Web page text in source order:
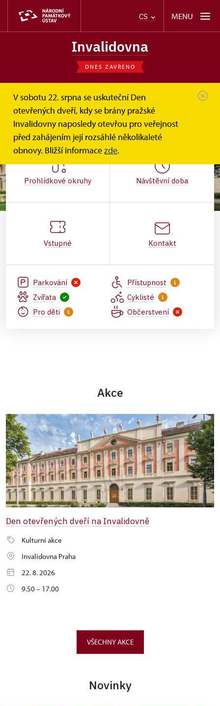
CS MENU
Invalidovna
DNES ZAVŘENO
V sobotu 22. srpna se uskuteční Den
otevřených dveří, kdy se brány pražské
Invalidovny naposledy otevřou pro veřejnost
před zahájením její rozsáhlé několikaleté
obnovy. Bližší informacezde.
Prohlídkové okruhy Návštěvní doba
Vstupné Kontakt
Parkování
Přístupnost
Zvířata
Cyklisté
Pro děti
Občerstvení
Akce
Den otevřených dveří na Invalidovně
Kulturní akce
Invalidovna Praha
22. 8. 2026
9.50 – 17.00
VŠECHNY AKCE
Novinky